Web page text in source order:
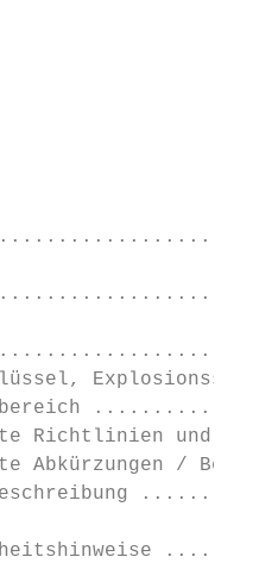
Richtlinien und
Abkürzungen /